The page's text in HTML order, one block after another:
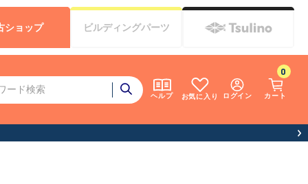
ヘルプ お気に入り ログイン カート
0
ショップ ビルディングパーツ